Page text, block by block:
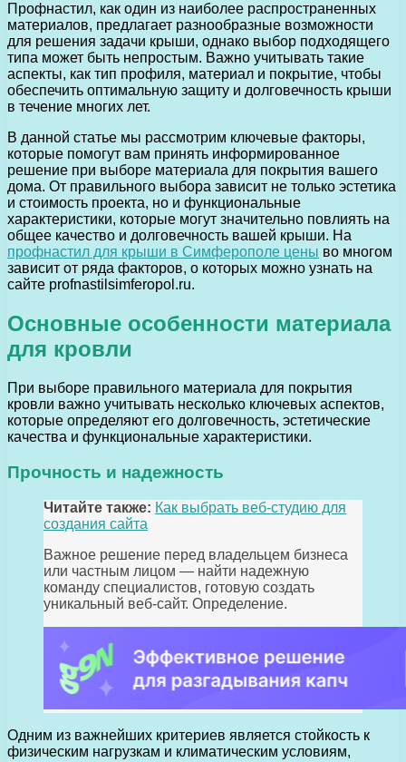
Профнастил, как один из наиболее распространенных
материалов, предлагает разнообразные возможности
для решения задачи крыши, однако выбор подходящего
типа может быть непростым. Важно учитывать такие
аспекты, как тип профиля, материал и покрытие, чтобы
обеспечить оптимальную защиту и долговечность крыши
в течение многих лет.
В данной статье мы рассмотрим ключевые факторы,
которые помогут вам принять информированное
решение при выборе материала для покрытия вашего
дома. От правильного выбора зависит не только эстетика
и стоимость проекта, но и функциональные
характеристики, которые могут значительно повлиять на
общее качество и долговечность вашей крыши. На​​
профнастил для крыши в Симферополе цены во многом
зависит от ряда факторов, о которых можно узнать на
сайте profnastilsimferopol.ru.
Основные особенности материала
для кровли
При выборе правильного материала для покрытия
кровли важно учитывать несколько ключевых аспектов,
которые определяют его долговечность, эстетические
качества и функциональные характеристики.
Прочность и надежность
Читайте также: Как выбрать веб-студию для
создания сайта
Важное решение перед владельцем бизнеса
или частным лицом — найти надежную
команду специалистов, готовую создать
уникальный веб-сайт. Определение.
Одним из важнейших критериев является стойкость к
физическим нагрузкам и климатическим условиям,